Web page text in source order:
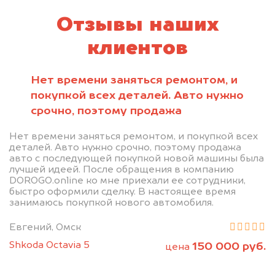
Отзывы наших
клиентов
Нет времени заняться ремонтом, и
покупкой всех деталей. Авто нужно
срочно, поэтому продажа
Нет времени заняться ремонтом, и покупкой всех
деталей. Авто нужно срочно, поэтому продажа
авто с последующей покупкой новой машины была
лучшей идеей. После обращения в компанию
DOROGO.online ко мне приехали ее сотрудники,
быстро оформили сделку. В настоящее время
занимаюсь покупкой нового автомобиля.
Евгений, Омск
Shkoda Octavia 5
цена 150 000 руб.